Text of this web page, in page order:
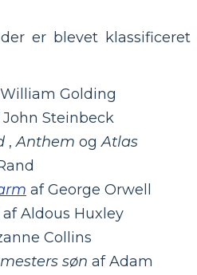
er blevet klassificeret
Golding
John Steinbeck
,Anthem ogAtlas
af George Orwell
af Aldous Huxley
Collins
søn af Adam